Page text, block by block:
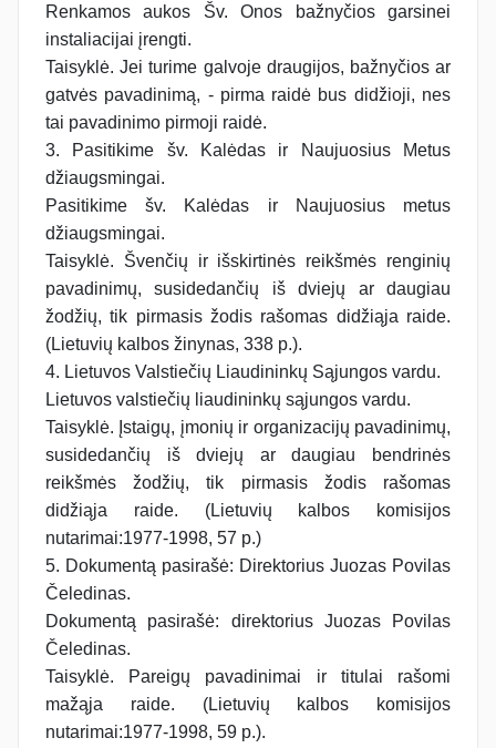
Renkamos aukos Šv. Onos bažnyčios garsinei
instaliacijai įrengti.
Taisyklė. Jei turime galvoje draugijos, bažnyčios ar
gatvės pavadinimą, - pirma raidė bus didžioji, nes
tai pavadinimo pirmoji raidė.
3. Pasitikime šv. Kalėdas ir Naujuosius Metus
džiaugsmingai.
Pasitikime šv. Kalėdas ir Naujuosius metus
džiaugsmingai.
Taisyklė. Švenčių ir išskirtinės reikšmės renginių
pavadinimų, susidedančių iš dviejų ar daugiau
žodžių, tik pirmasis žodis rašomas didžiąja raide.
(Lietuvių kalbos žinynas, 338 p.).
4. Lietuvos Valstiečių Liaudininkų Sąjungos vardu.
Lietuvos valstiečių liaudininkų sąjungos vardu.
Taisyklė. Įstaigų, įmonių ir organizacijų pavadinimų,
susidedančių iš dviejų ar daugiau bendrinės
reikšmės žodžių, tik pirmasis žodis rašomas
didžiąja raide. (Lietuvių kalbos komisijos
nutarimai:1977-1998, 57 p.)
5. Dokumentą pasirašė: Direktorius Juozas Povilas
Čeledinas.
Dokumentą pasirašė: direktorius Juozas Povilas
Čeledinas.
Taisyklė. Pareigų pavadinimai ir titulai rašomi
mažąja raide. (Lietuvių kalbos komisijos
nutarimai:1977-1998, 59 p.).